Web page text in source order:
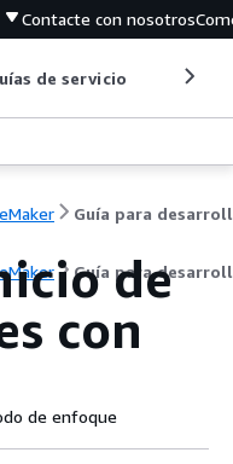
Contacte con nosotros
de servicio
Guía para
de
con
de enfoque